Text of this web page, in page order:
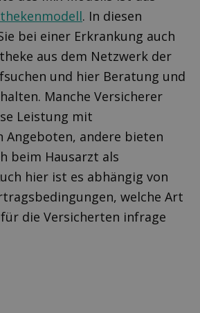
. In diesen
bei einer Erkrankung auch
aus dem Netzwerk der
und hier Beratung und
Manche Versicherer
Leistung mit
Angeboten, andere bieten
beim Hausarzt als
hier ist es abhängig von
welche Art
die Versicherten infrage